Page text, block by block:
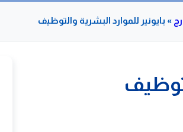
» بايونير للموارد البشرية والتوظيف